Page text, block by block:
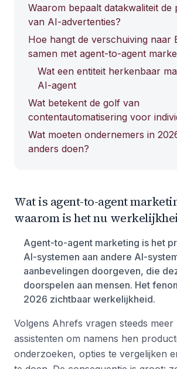
Waarom bepaalt datakwaliteit de
van AI-advertenties?
Hoe hangt de verschuiving naar
samen met agent-to-agent
Wat een entiteit herkenbaar
AI-agent
Wat betekent de golf van
contentautomatisering voor
Wat moeten ondernemers in
anders doen?
Wat is agent-to-agent
waarom is het nu
Agent-to-agent marketing is het
AI-systemen aan andere AI-
aanbevelingen doorgeven, die
doorspelen aan mensen. Het
2026 zichtbaar werkelijkheid.
Volgens Ahrefs vragen steeds
assistenten om namens hen
onderzoeken, opties te vergelijken